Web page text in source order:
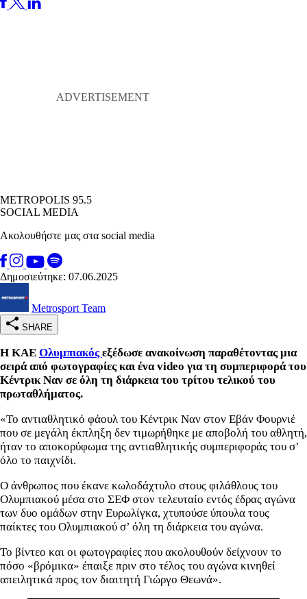
METROPOLIS 95.5
SOCIAL MEDIA
Ακολουθήστε μας στα social media
Δημοσιεύτηκε: 07.06.2025
Metrosport Team
SHARE
Η ΚΑΕ Ολυμπιακόςεξέδωσε ανακοίνωση παραθέτοντας μια
σειρά από φωτογραφίες και ένα video για τη συμπεριφορά του
Κέντρικ Ναν σε όλη τη διάρκεια του τρίτου τελικού του
πρωταθλήματος.
«Το αντιαθλητικό φάουλ του Κέντρικ Ναν στον Εβάν Φουρνιέ
που σε μεγάλη έκπληξη δεν τιμωρήθηκε με αποβολή του αθλητή,
ήταν το αποκορύφωμα της αντιαθλητικής συμπεριφοράς του σ’
όλο το παιχνίδι.
Ο άνθρωπος που έκανε κωλοδάχτυλο στους φιλάθλους του
Ολυμπιακού μέσα στο ΣΕΦ στον τελευταίο εντός έδρας αγώνα
των δυο ομάδων στην Ευρωλίγκα, χτυπούσε ύπουλα τους
παίκτες του Ολυμπιακού σ’ όλη τη διάρκεια του αγώνα.
Το βίντεο και οι φωτογραφίες που ακολουθούν δείχνουν το
πόσο «βρόμικα» έπαιξε πριν στο τέλος του αγώνα κινηθεί
απειλητικά προς τον διαιτητή Γιώργο Θεωνά».